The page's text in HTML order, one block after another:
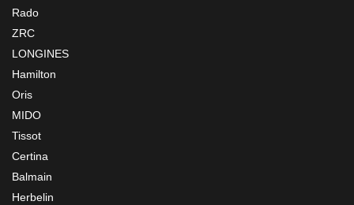
Rado
ZRC
LONGINES
Hamilton
Oris
MIDO
Tissot
Certina
Balmain
Herbelin